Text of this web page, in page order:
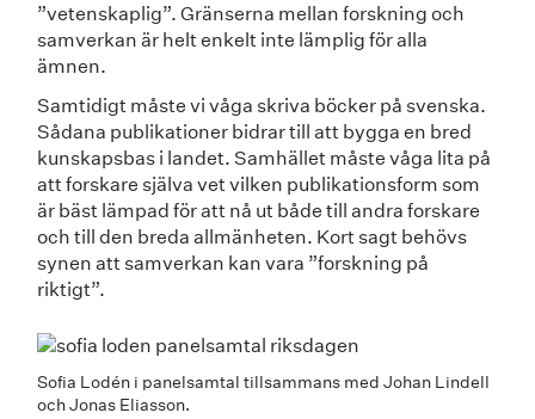
”vetenskaplig”. Gränserna mellan forskning och
samverkan är helt enkelt inte lämplig för alla
ämnen.
Samtidigt måste vi våga skriva böcker på svenska.
Sådana publikationer bidrar till att bygga en bred
kunskapsbas i landet. Samhället måste våga lita på
att forskare själva vet vilken publikationsform som
är bäst lämpad för att nå ut både till andra forskare
och till den breda allmänheten. Kort sagt behövs
synen att samverkan kan vara ”forskning på
riktigt”.
Sofia Lodén i panelsamtal tillsammans med Johan Lindell
och Jonas Eliasson.